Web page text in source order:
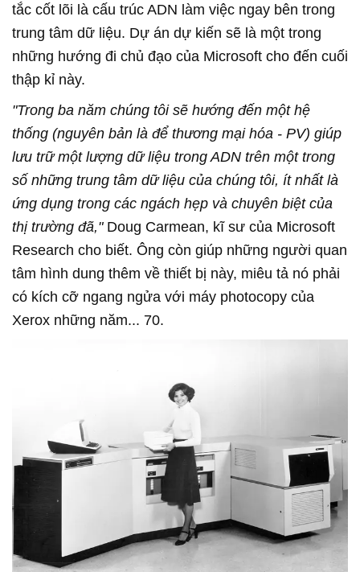
tắc cốt lõi là cấu trúc ADN làm việc ngay bên trong
trung tâm dữ liệu. Dự án dự kiến sẽ là một trong
những hướng đi chủ đạo của Microsoft cho đến cuối
thập kỉ này.
"Trong ba năm chúng tôi sẽ hướng đến một hệ
thống (nguyên bản là để thương mại hóa - PV) giúp
lưu trữ một lượng dữ liệu trong ADN trên một trong
số những trung tâm dữ liệu của chúng tôi, ít nhất là
ứng dụng trong các ngách hẹp và chuyên biệt của
thị trường đã,"Doug Carmean, kĩ sư của Microsoft
Research cho biết. Ông còn giúp những người quan
tâm hình dung thêm về thiết bị này, miêu tả nó phải
có kích cỡ ngang ngửa với máy photocopy của
Xerox những năm... 70.